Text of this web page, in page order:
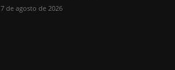
7 de agosto de 2026